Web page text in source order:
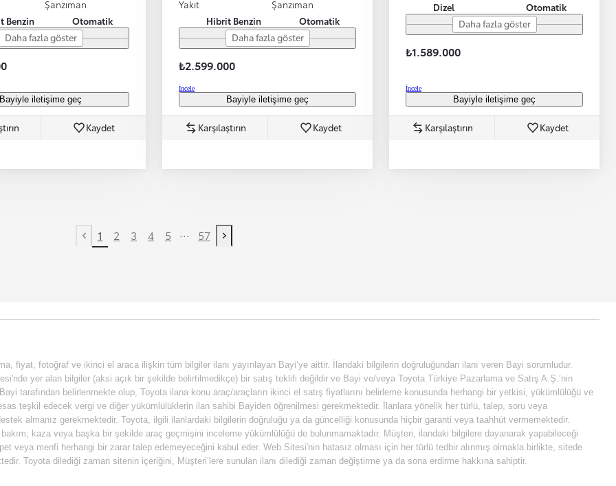
Benzin
Şanzıman
Otomatik
Daha fazla göster
Bayiyle iletişime geç
Kaydet
Yakıt
Hibrit Benzin
Şanzıman
Otomatik
Daha fazla göster
₺2.599.000
İncele
Bayiyle iletişime geç
Karşılaştırın Kaydet
Dizel
Otomatik
Daha fazla göster
₺1.589.000
İncele
Bayiyle iletişime geç
Karşılaştırın Kaydet
Previous page
1 2 3 4 5 ... 57
Next page
fiyat, fotoğraf ve ikinci el araca ilişkin tüm bilgiler ilanı yayınlayan Bayi’ye aittir. İlandaki bilgilerin doğruluğundan ilanı veren Bayi sorumludur.
yer alan bilgiler (aksi açık bir şekilde belirtilmedikçe) bir satış teklifi değildir ve Bayi ve/veya Toyota Türkiye Pazarlama ve Satış A.Ş.’nin
tarafından belirlenmekte olup, Toyota ilana konu araç/araçların ikinci el satış fiyatlarını belirleme konusunda herhangi bir yetkisi, yükümlülüğü ve
teşkil edecek vergi ve diğer yükümlülüklerin ilan sahibi Bayiden öğrenilmesi gerekmektedir. İlanlara yönelik her türlü, talep, soru veya
almanız gerekmektedir. Toyota, ilgili ilanlardaki bilgilerin doğruluğu ya da güncelliği konusunda hiçbir garanti veya taahhüt vermemektedir.
kaza veya başka bir şekilde araç geçmişini inceleme yükümlülüğü de bulunmamaktadır. Müşteri, ilandaki bilgilere dayanarak yapabileceği
veya menfi herhangi bir zarar talep edemeyeceğini kabul eder. Web Sitesi'nin hatasız olması için her türlü tedbir alınmış olmakla birlikte, sitede
Toyota dilediği zaman sitenin içeriğini, Müşteri’lere sunulan ilanı dilediği zaman değiştirme ya da sona erdirme hakkına sahiptir.